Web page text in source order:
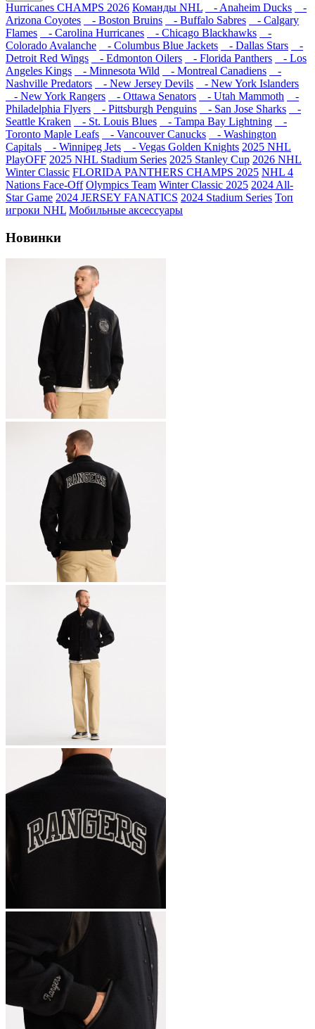
Hurricanes CHAMPS 2026 Команды NHL - Anaheim Ducks
-
Arizona Coyotes
- Boston Bruins - Buffalo Sabres
- Calgary
Flames
- Carolina Hurricanes - Chicago Blackhawks
-
Colorado Avalanche
- Columbus Blue Jackets - Dallas Stars
-
Detroit Red Wings
- Edmonton Oilers - Florida Panthers
- Los
Angeles Kings
- Minnesota Wild - Montreal Canadiens
-
Nashville Predators
- New Jersey Devils
- New York Islanders
- New York Rangers
- Ottawa Senators - Utah Mammoth
-
Philadelphia Flyers
- Pittsburgh Penguins - San Jose Sharks
-
Seattle Kraken
- St. Louis Blues - Tampa Bay Lightning
-
Toronto Maple Leafs
- Vancouver Canucks
- Washington
Capitals
- Winnipeg Jets - Vegas Golden Knights 2025 NHL
PlayOFF 2025 NHL Stadium Series 2025 Stanley Cup 2026 NHL
Winter Classic FLORIDA PANTHERS CHAMPS 2025 NHL 4
Nations Face-Off Olympics Team Winter Classic 2025 2024 All-
Star Game 2024 JERSEY FANATICS 2024 Stadium Series Топ
игроки NHL Мобильные аксессуары
Новинки